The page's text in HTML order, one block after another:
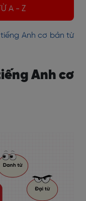
A - Z
Anh cơ bản từ
Anh cơ